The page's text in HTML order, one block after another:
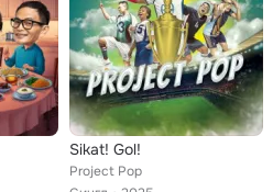
Sikat! Gol!
Project Pop